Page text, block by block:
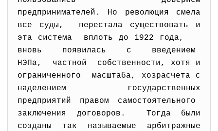
предпринимателей. Но революция смела
все суды, перестала существовать и
эта система вплоть до 1922 года,
вновь появилась с введением
НЭПа, частной собственности, хотя и
ограниченного масштаба, хозрасчета с
наделением государственных
предприятий правом самостоятельного
заключения договоров. Тогда были
созданы так называемые арбитражные